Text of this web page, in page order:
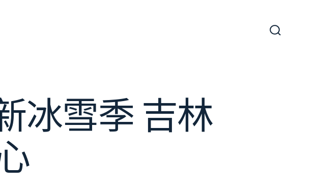
冰雪季 吉林